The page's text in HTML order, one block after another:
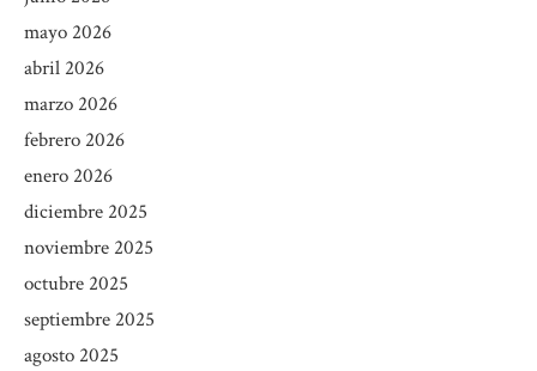
mayo 2026
abril 2026
marzo 2026
febrero 2026
enero 2026
diciembre 2025
noviembre 2025
octubre 2025
septiembre 2025
agosto 2025